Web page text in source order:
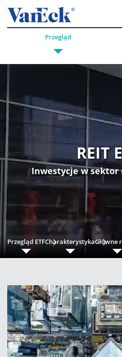
Przegląd
REIT
Inwestycje w
Przegląd ETFCharakterystykaGłówne